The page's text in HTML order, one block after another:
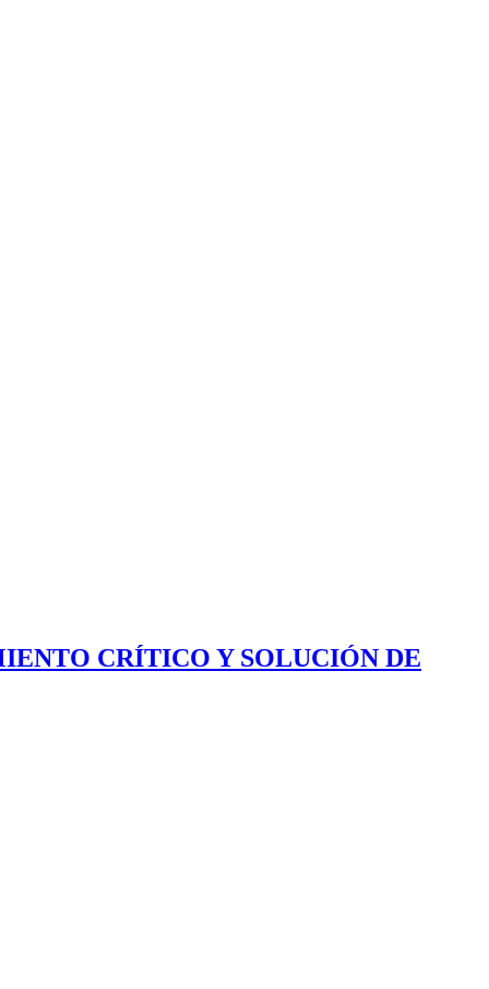
CRÍTICO Y SOLUCIÓN DE